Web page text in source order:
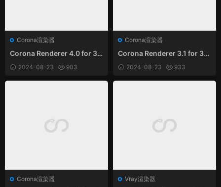
Corona渲染器
Corona Renderer 4.0 for 3d
s Max 2012-2020 汉化无限
试用版
2024-08-23 903
Corona渲染器
Corona Renderer 3.1 for 3d
s Max 2012-2019 汉化无限
试用版
2024-08-23 933
Corona渲染器 Vray渲染器